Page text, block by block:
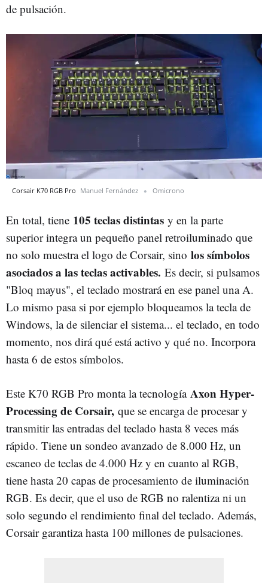
de pulsación.
Corsair K70 RGB Pro Manuel Fernández Omicrono
En total, tiene 105 teclas distintas y en la parte
superior integra un pequeño panel retroiluminado que
no solo muestra el logo de Corsair, sino los símbolos
asociados a las teclas activables. Es decir, si pulsamos
"Bloq mayus", el teclado mostrará en ese panel una A.
Lo mismo pasa si por ejemplo bloqueamos la tecla de
Windows, la de silenciar el sistema... el teclado, en todo
momento, nos dirá qué está activo y qué no. Incorpora
hasta 6 de estos símbolos.
Este K70 RGB Pro monta la tecnología Axon Hyper-
Processing de Corsair, que se encarga de procesar y
transmitir las entradas del teclado hasta 8 veces más
rápido. Tiene un sondeo avanzado de 8.000 Hz, un
escaneo de teclas de 4.000 Hz y en cuanto al RGB,
tiene hasta 20 capas de procesamiento de iluminación
RGB. Es decir, que el uso de RGB no ralentiza ni un
solo segundo el rendimiento final del teclado. Además,
Corsair garantiza hasta 100 millones de pulsaciones.